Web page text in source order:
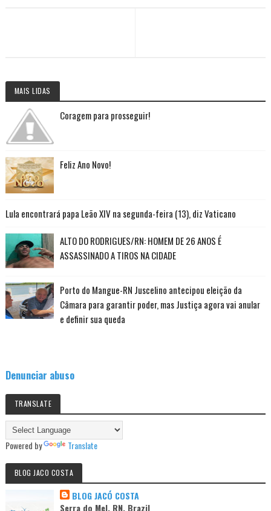
MAIS LIDAS
Coragem para prosseguir!
Feliz Ano Novo!
Lula encontrará papa Leão XIV na segunda-feira (13), diz Vaticano
ALTO DO RODRIGUES/RN: HOMEM DE 26 ANOS É
ASSASSINADO A TIROS NA CIDADE
Porto do Mangue-RN Juscelino antecipou eleição da
Câmara para garantir poder, mas Justiça agora vai anular
e definir sua queda
Denunciar abuso
TRANSLATE
Powered by Translate
BLOG JACO COSTA
BLOG JACÓ COSTA
Serra do Mel, RN, Brazil